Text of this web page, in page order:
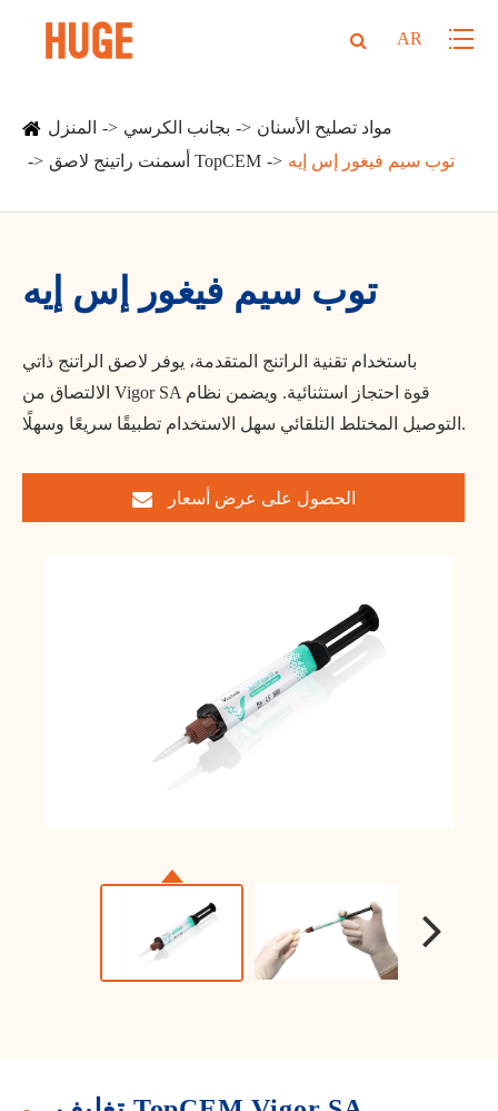
AR
المنزل بجانب الكرسي
مواد تصليح الأسنان
أسمنت راتينج لاصق TopCEM
توب سيم فيغور إس إيه
توب سيم فيغور إس إيه
باستخدام تقنية الراتنج المتقدمة، يوفر لاصق الراتنج ذاتي
الالتصاق من Vigor SA قوة احتجاز استثنائية. ويضمن نظام
التوصيل المختلط التلقائي سهل الاستخدام تطبيقًا سريعًا وسهلًا.
الحصول على عرض أسعار